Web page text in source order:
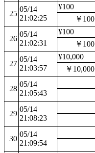
25
05/14
21:02:25
¥100
￥100
26
05/14
21:02:31
¥100
￥100
27
05/14
21:03:57
¥10,000
￥10,000
28
05/14
21:05:43
29
05/14
21:08:23
30
05/14
21:09:54